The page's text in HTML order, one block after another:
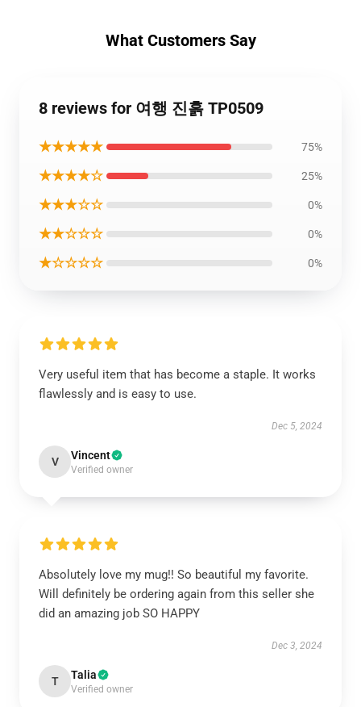
What Customers Say
8 reviews for 여행 진흙 TP0509
★★★★★ 75%
★★★★☆ 25%
★★★☆☆ 0%
★★☆☆☆ 0%
★☆☆☆☆ 0%
Very useful item that has become a staple. It works
flawlessly and is easy to use.
Dec 5, 2024
V Vincent
Verified owner
Absolutely love my mug!! So beautiful my favorite.
Will definitely be ordering again from this seller she
did an amazing job SO HAPPY
Dec 3, 2024
T Talia
Verified owner